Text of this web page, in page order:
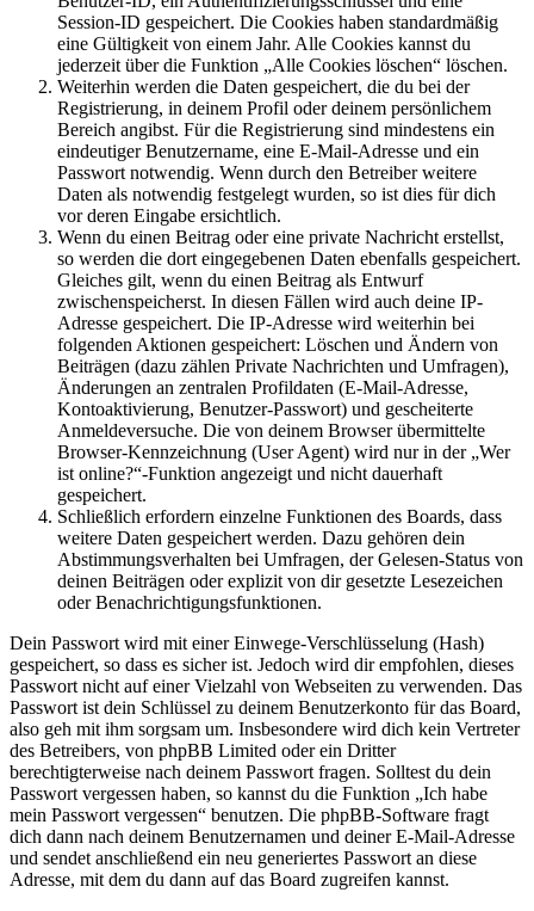
Session-ID gespeichert. Die Cookies haben standardmäßig
eine Gültigkeit von einem Jahr. Alle Cookies kannst du
jederzeit über die Funktion „Alle Cookies löschen“ löschen.
Weiterhin werden die Daten gespeichert, die du bei der
Registrierung, in deinem Profil oder deinem persönlichem
Bereich angibst. Für die Registrierung sind mindestens ein
eindeutiger Benutzername, eine E-Mail-Adresse und ein
Passwort notwendig. Wenn durch den Betreiber weitere
Daten als notwendig festgelegt wurden, so ist dies für dich
vor deren Eingabe ersichtlich.
Wenn du einen Beitrag oder eine private Nachricht erstellst,
so werden die dort eingegebenen Daten ebenfalls gespeichert.
Gleiches gilt, wenn du einen Beitrag als Entwurf
zwischenspeicherst. In diesen Fällen wird auch deine IP-
Adresse gespeichert. Die IP-Adresse wird weiterhin bei
folgenden Aktionen gespeichert: Löschen und Ändern von
Beiträgen (dazu zählen Private Nachrichten und Umfragen),
Änderungen an zentralen Profildaten (E-Mail-Adresse,
Kontoaktivierung, Benutzer-Passwort) und gescheiterte
Anmeldeversuche. Die von deinem Browser übermittelte
Browser-Kennzeichnung (User Agent) wird nur in der „Wer
ist online?“-Funktion angezeigt und nicht dauerhaft
gespeichert.
Schließlich erfordern einzelne Funktionen des Boards, dass
weitere Daten gespeichert werden. Dazu gehören dein
Abstimmungsverhalten bei Umfragen, der Gelesen-Status von
deinen Beiträgen oder explizit von dir gesetzte Lesezeichen
oder Benachrichtigungsfunktionen.
Dein Passwort wird mit einer Einwege-Verschlüsselung (Hash)
gespeichert, so dass es sicher ist. Jedoch wird dir empfohlen, dieses
Passwort nicht auf einer Vielzahl von Webseiten zu verwenden. Das
Passwort ist dein Schlüssel zu deinem Benutzerkonto für das Board,
also geh mit ihm sorgsam um. Insbesondere wird dich kein Vertreter
des Betreibers, von phpBB Limited oder ein Dritter
berechtigterweise nach deinem Passwort fragen. Solltest du dein
Passwort vergessen haben, so kannst du die Funktion „Ich habe
mein Passwort vergessen“ benutzen. Die phpBB-Software fragt
dich dann nach deinem Benutzernamen und deiner E-Mail-Adresse
und sendet anschließend ein neu generiertes Passwort an diese
Adresse, mit dem du dann auf das Board zugreifen kannst.